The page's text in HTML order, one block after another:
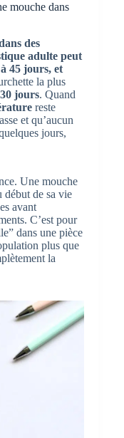
mouche dans
des
adulte peut
45 jours, et
la plus
jours. Quand
reste
et qu’aucun
jours,
Une mouche
début de sa vie
avant
C’est pour
dans une pièce
plus que
la